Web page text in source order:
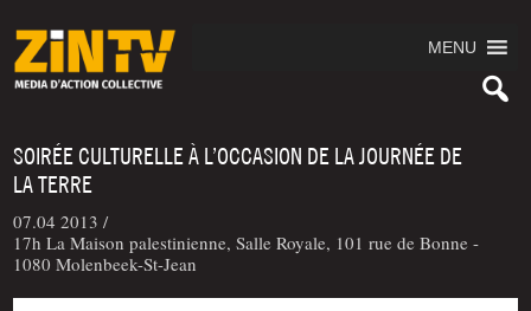
MENU
SOIRÉE CULTURELLE À L’OCCASION DE LA JOURNÉE DE
LA TERRE
07.04 2013 /
17h La Maison palestinienne, Salle Royale, 101 rue de Bonne -
1080 Molenbeek-St-Jean